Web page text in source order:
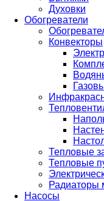
Духовки
Обогреватели
Конвекторы
Тепловые
Тепловые
Радиаторы
Насосы